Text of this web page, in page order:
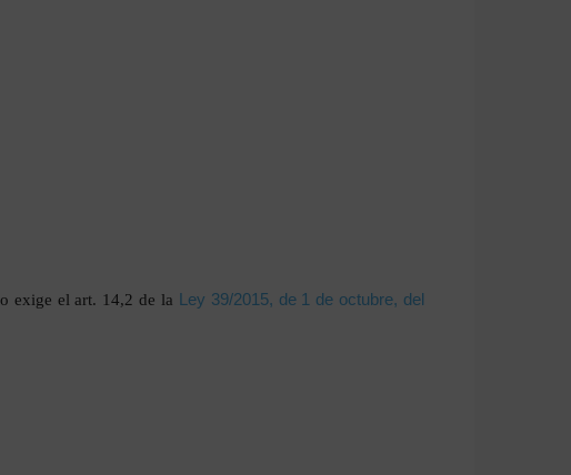
exige el art. 14,2 de la Ley 39/2015, de 1 de octubre, del